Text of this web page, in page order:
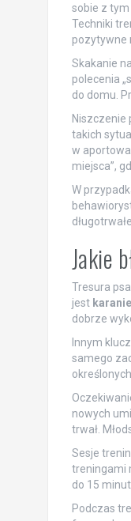
sobie z
Techniki
pozytywne
Skakanie
polecenia
do domu.
Niszczenie
takich
w
miejsca”,
W
Jakie
Tresura
jest
dobrze
Innym
samego
nowych
trwał.
Sesje
treningami
do 15
Podczas